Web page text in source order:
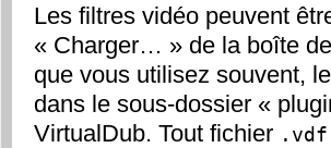
Les filtres vidéo peuvent
« Charger… » de la boîte
que vous utilisez souvent,
dans le sous-dossier «
VirtualDub. Tout fichier .vdf